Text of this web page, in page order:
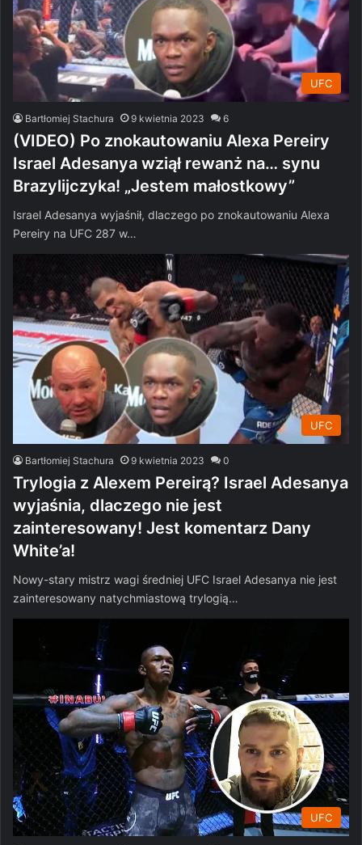
UFC
Bartłomiej Stachura 9 kwietnia 2023 6
(VIDEO) Po znokautowaniu Alexa Pereiry
Israel Adesanya wziął rewanż na… synu
Brazylijczyka! „Jestem małostkowy”
Israel Adesanya wyjaśnił, dlaczego po znokautowaniu Alexa
Pereiry na UFC 287 w…
UFC
Bartłomiej Stachura 9 kwietnia 2023 0
Trylogia z Alexem Pereirą? Israel Adesanya
wyjaśnia, dlaczego nie jest
zainteresowany! Jest komentarz Dany
White’a!
Nowy-stary mistrz wagi średniej UFC Israel Adesanya nie jest
zainteresowany natychmiastową trylogią…
UFC